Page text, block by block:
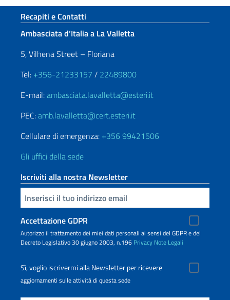
Sezione footer
Recapiti e Contatti
Ambasciata d’Italia a La Valletta
5, Vilhena Street – Floriana
Tel: +356-21233157 / 22489800
E-mail:ambasciata.lavalletta@esteri.it
PEC:amb.lavalletta@cert.esteri.it
Cellulare di emergenza: +356 99421506
Gli uffici della sede
Iscriviti alla nostra Newsletter
Inserisci la tua email
Accettazione GDPR
Autorizzo il trattamento dei miei dati personali ai sensi del GDPR e del
Decreto Legislativo 30 giugno 2003, n.196 Privacy Note Legali
Sì, voglio iscrivermi alla Newsletter per ricevere
aggiornamenti sulle attività di questa sede